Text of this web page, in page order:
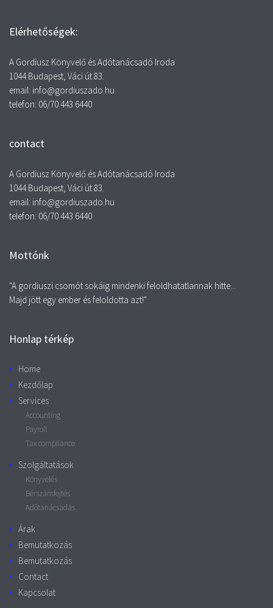
Elérhetőségek:
A Gordiusz Könyvelő és Adótanácsadó Iroda
1044 Budapest, Váci út 83.
email: info@gordiuszado.hu
telefon: 06/70 443 6440
contact
A Gordiusz Könyvelő és Adótanácsadó Iroda
1044 Budapest, Váci út 83.
email: info@gordiuszado.hu
telefon: 06/70 443 6440
Mottónk
"A gordiuszi csomót sokáig mindenki feloldhatatlannak hitte...
Majd jött egy ember és feloldotta azt!"
Honlap térkép
Home
Kezdőlap
Services
Accounting
Payroll
Tax compliance
Szolgáltatások
Könyvelés
Bérszámfejtés
Adótanácsadás
Árak
Bemutatkozás
Bemutatkozás
Contact
Kapcsolat